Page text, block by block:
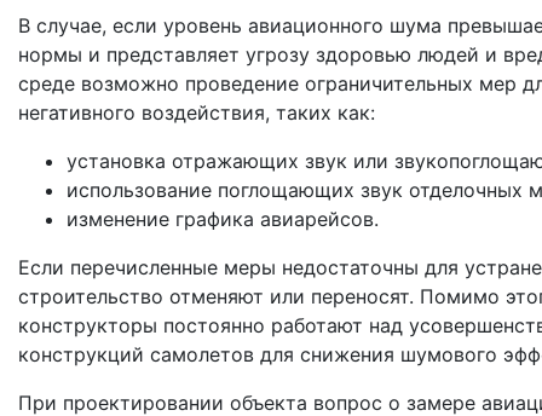
В случае, если уровень авиационного шума
нормы и представляет угрозу здоровью людей и
среде возможно проведение ограничительных мер
негативного воздействия, таких как:
установка отражающих звук или
использование поглощающих звук отделочных
изменение графика авиарейсов.
Если перечисленные меры недостаточны для
строительство отменяют или переносят. Помимо
конструкторы постоянно работают над
конструкций самолетов для снижения шумового
При проектировании объекта вопрос о замере